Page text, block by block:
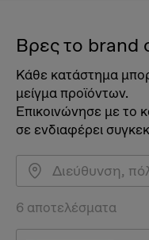
Βρες το brand
Κάθε κατάστημα
μείγμα προϊόντων.
Επικοινώνησε με το
σε ενδιαφέρει
6 αποτελέσματα